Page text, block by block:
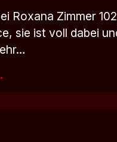
Roxana Zimmer
sie ist voll dabei